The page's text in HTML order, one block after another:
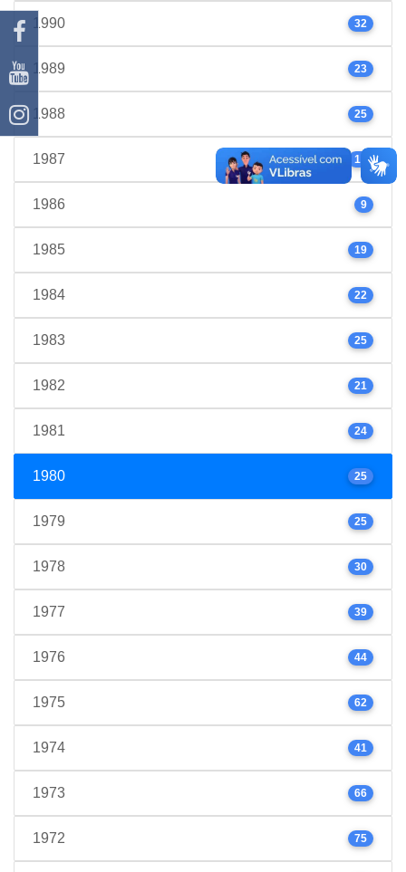
1990 32
1989 23
1988 25
1987 17
1986 9
1985 19
1984 22
1983 25
1982 21
1981 24
1980 25
1979 25
1978 30
1977 39
1976 44
1975 62
1974 41
1973 66
1972 75